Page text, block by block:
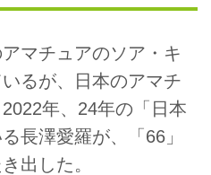
マチュアのソア・キ
るが、日本のアマチ
年、24年の「日本
長澤愛羅が、「66」
出した。